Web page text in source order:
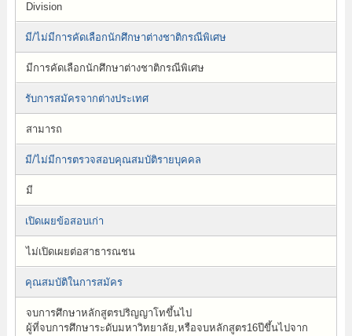
Division
มี/ไม่มีการคัดเลือกนักศึกษาต่างชาติกรณีพิเศษ
มีการคัดเลือกนักศึกษาต่างชาติกรณีพิเศษ
รับการสมัครจากต่างประเทศ
สามารถ
มี/ไม่มีการตรวจสอบคุณสมบัติรายบุคคล
มี
เปิดเผยข้อสอบเก่า
ไม่เปิดเผยต่อสาธารณชน
คุณสมบัติในการสมัคร
จบการศึกษาหลักสูตรปริญญาโทขึ้นไป
ผู้ที่จบการศึกษาระดับมหาวิทยาลัย,หรือจบหลักสูตร16ปีขึ้นไปจาก